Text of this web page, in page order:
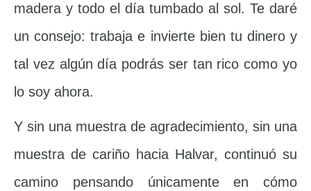
madera y todo el día tumbado al sol. Te daré
un consejo: trabaja e invierte bien tu dinero y
tal vez algún día podrás ser tan rico como yo
lo soy ahora.
Y sin una muestra de agradecimiento, sin una
muestra de cariño hacia Halvar, continuó su
camino pensando únicamente en cómo